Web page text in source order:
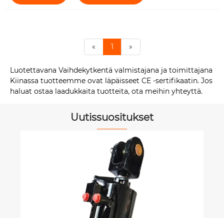
« 1 »
Luotettavana Vaihdekytkentä valmistajana ja toimittajana
Kiinassa tuotteemme ovat läpäisseet CE -sertifikaatin. Jos
haluat ostaa laadukkaita tuotteita, ota meihin yhteyttä.
Uutissuositukset